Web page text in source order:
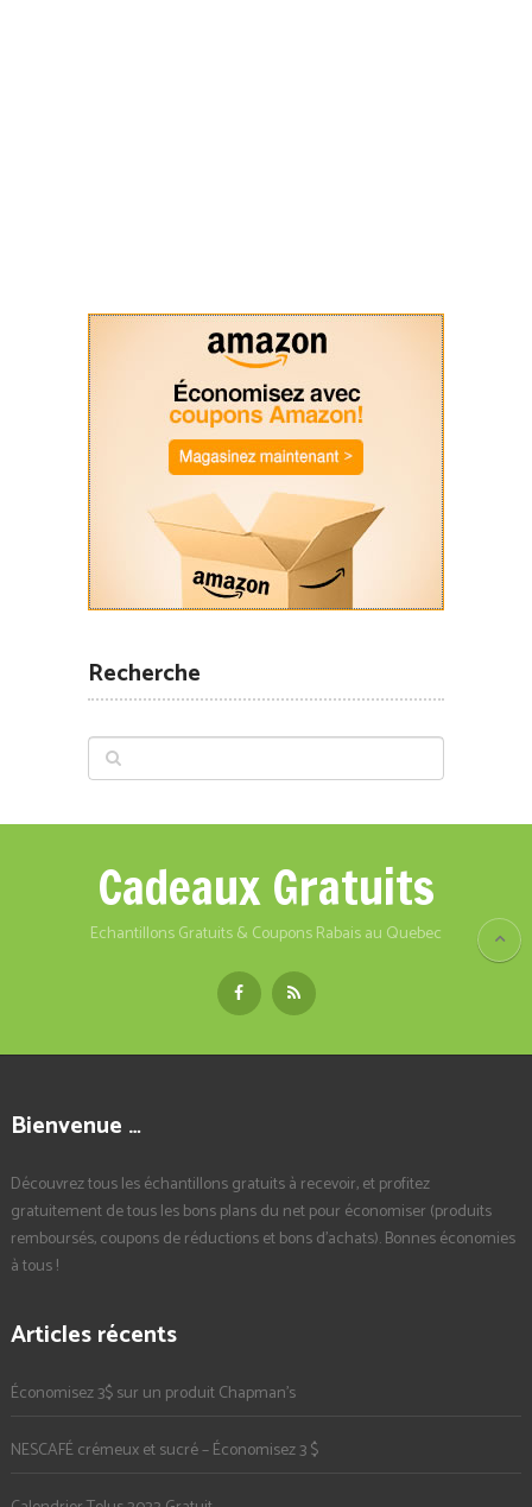
Recherche
Cadeaux Gratuits
Echantillons Gratuits & Coupons Rabais au Quebec
Bienvenue …
Découvrez tous les échantillons gratuits à recevoir, et profitez
gratuitement de tous les bons plans du net pour économiser (produits
remboursés, coupons de réductions et bons d'achats). Bonnes économies
à tous !
Articles récents
Économisez 3$ sur un produit Chapman’s
NESCAFÉ crémeux et sucré – Économisez 3 $